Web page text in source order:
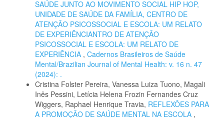
SAÚDE JUNTO AO MOVIMENTO SOCIAL HIP HOP,
UNIDADE DE SAÚDE DA FAMÍLIA, CENTRO DE
ATENÇÃO PSICOSSOCIAL E ESCOLA: UM RELATO
DE EXPERIÊNCIANTRO DE ATENÇÃO
PSICOSSOCIAL E ESCOLA: UM RELATO DE
EXPERIÊNCIA , Cadernos Brasileiros de Saúde
Mental/Brazilian Journal of Mental Health: v. 16 n. 47
(2024): .
Cristina Folster Pereira, Vanessa Luiza Tuono, Magali
Inês Pessini, Letícia Helena Frozin Fernandes Cruz
Wiggers, Raphael Henrique Travia, REFLEXÕES PARA
A PROMOÇÃO DE SAÚDE MENTAL NA ESCOLA ,